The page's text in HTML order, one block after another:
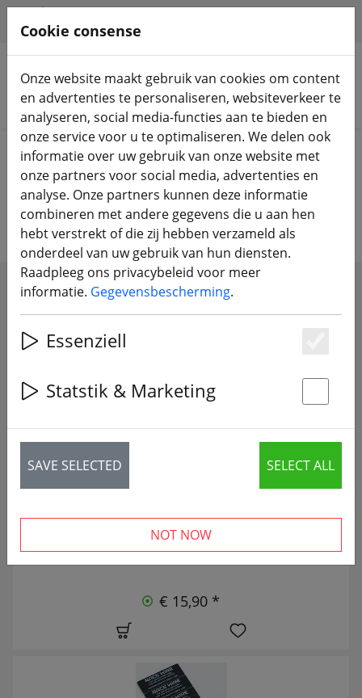
Zoek producten
Home Onderdelen LED
LED's voor FPV drones
SHOW FILTERS
9 articles
€ 15,90 *
Cookie consense
Onze website maakt gebruik van cookies om content
en advertenties te personaliseren, websiteverkeer te
analyseren, social media-functies aan te bieden en
onze service voor u te optimaliseren. We delen ook
informatie over uw gebruik van onze website met
onze partners voor social media, advertenties en
analyse. Onze partners kunnen deze informatie
combineren met andere gegevens die u aan hen
hebt verstrekt of die zij hebben verzameld als
onderdeel van uw gebruik van hun diensten.
Raadpleeg ons privacybeleid voor meer
informatie. Gegevensbescherming.
Essenziell
Statstik & Marketing
SAVE SELECTED SELECT ALL
NOT NOW